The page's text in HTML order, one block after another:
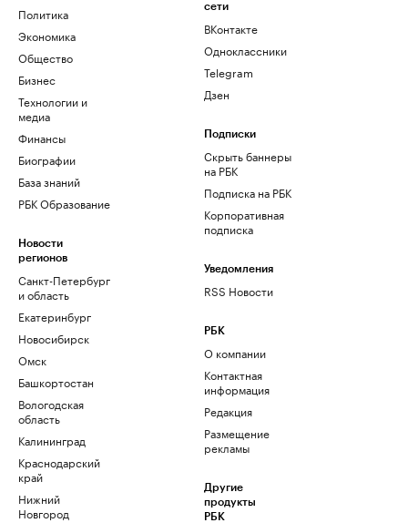
Политика
Экономика
Общество
Бизнес
Технологии и
медиа
Финансы
Биографии
База знаний
РБК Образование
Новости
регионов
Санкт-Петербург
и область
Екатеринбург
Новосибирск
Омск
Башкортостан
Вологодская
область
Калининград
Краснодарский
край
Нижний
Новгород
сети
ВКонтакте
Одноклассники
Telegram
Дзен
Подписки
Скрыть баннеры
на РБК
Подписка на РБК
Корпоративная
подписка
Уведомления
RSS Новости
РБК
О компании
Контактная
информация
Редакция
Размещение
рекламы
Другие
продукты
РБК